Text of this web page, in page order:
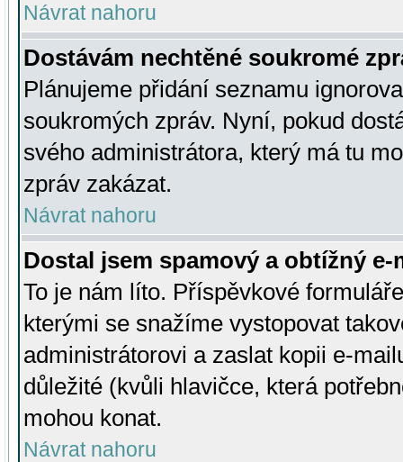
Návrat nahoru
Dostávám nechtěné soukromé
Plánujeme přidání seznamu
soukromých zpráv. Nyní, pokud
svého administrátora, který má tu
zpráv zakázat.
Návrat nahoru
Dostal jsem spamový a obtížný
To je nám líto. Příspěvkové
kterými se snažíme vystopovat
administrátorovi a zaslat kopii e-
důležité (kvůli hlavičce, která
mohou konat.
Návrat nahoru